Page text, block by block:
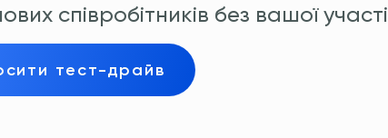
співробітників без вашої участі
тест-драйв